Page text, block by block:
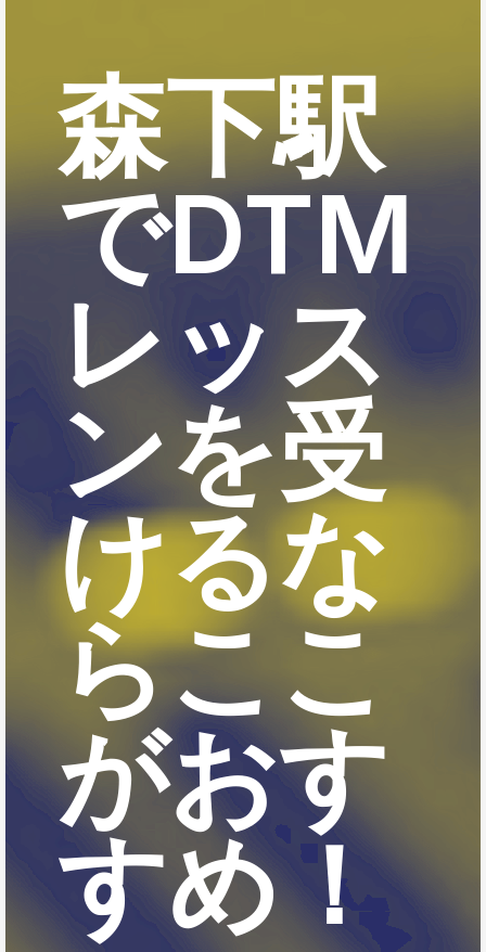
森下駅
でDTM
レッス
ンを受
けるな
らここ
がおす
すめ！